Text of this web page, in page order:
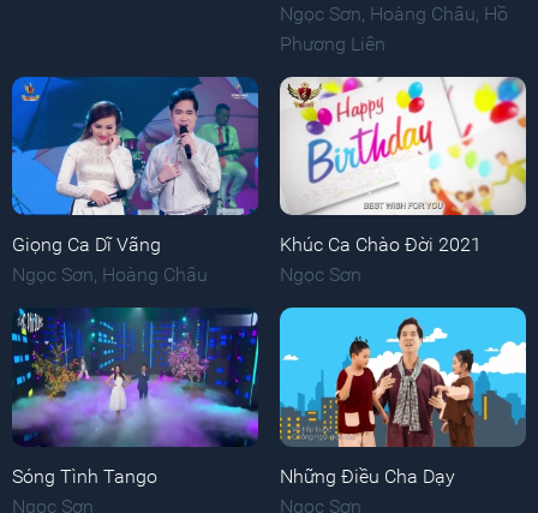
Ngọc Sơn Hoàng Châu Hồ
Phương Liên
Giọng Ca Dĩ Vãng
Ngọc Sơn, Hoàng Châu
Khúc Ca Chào Đời 2021
Ngọc Sơn
Sóng Tình Tango
Ngọc Sơn
Những Điều Cha Dạy
Ngọc Sơn